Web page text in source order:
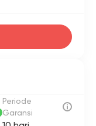
Periode
Garansi